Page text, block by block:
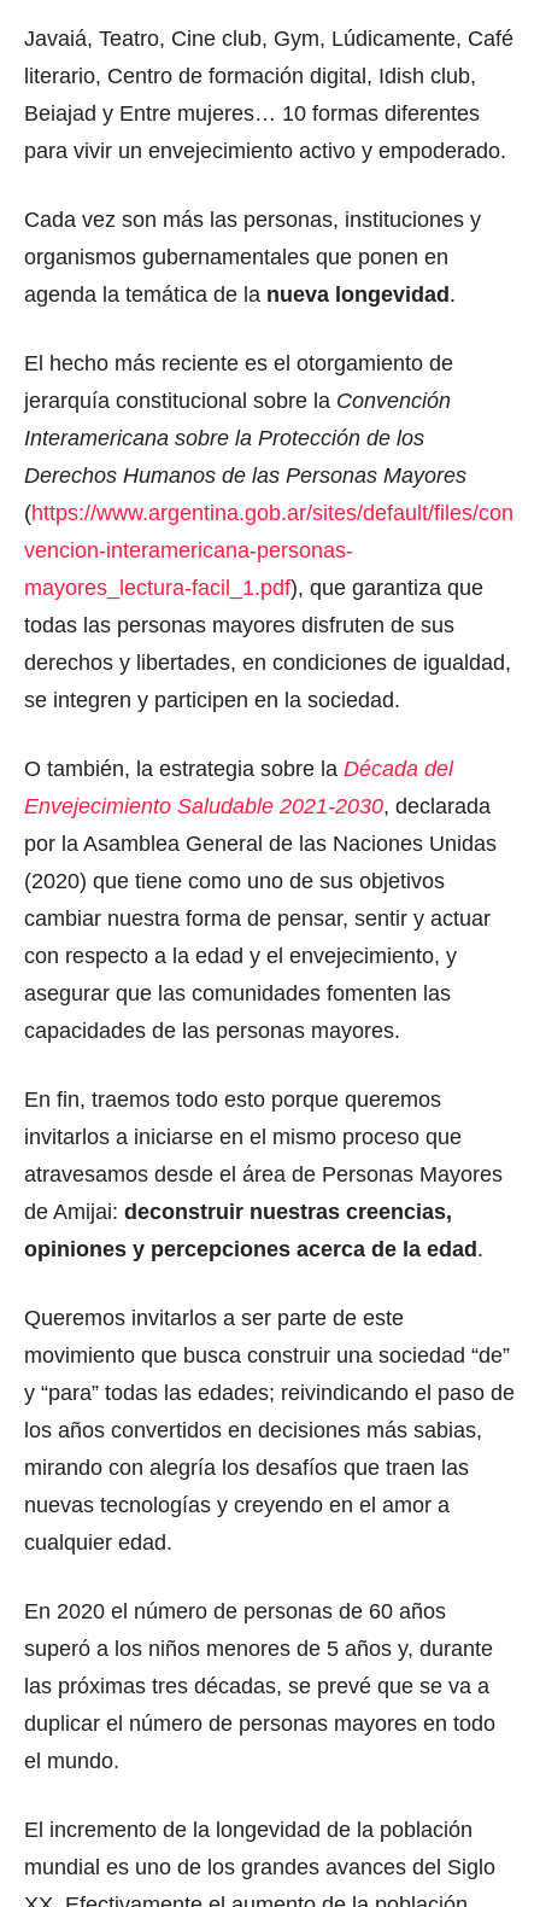
Javaiá, Teatro, Cine club, Gym, Lúdicamente, Café
literario, Centro de formación digital, Idish club,
Beiajad y Entre mujeres… 10 formas diferentes
para vivir un envejecimiento activo y empoderado.
Cada vez son más las personas, instituciones y
organismos gubernamentales que ponen en
agenda la temática de la nueva longevidad .
El hecho más reciente es el otorgamiento de
jerarquía constitucional sobre la Convención
Interamericana sobre la Protección de los
Derechos Humanos de las Personas Mayores
(https://www.argentina.gob.ar/sites/default/files/con
vencion-interamericana-personas-
mayores_lectura-facil_1.pdf), que garantiza que
todas las personas mayores disfruten de sus
derechos y libertades, en condiciones de igualdad,
se integren y participen en la sociedad.
O también, la estrategia sobre la Década del
Envejecimiento Saludable 2021-2030, declarada
por la Asamblea General de las Naciones Unidas
(2020) que tiene como uno de sus objetivos
cambiar nuestra forma de pensar, sentir y actuar
con respecto a la edad y el envejecimiento, y
asegurar que las comunidades fomenten las
capacidades de las personas mayores.
En fin, traemos todo esto porque queremos
invitarlos a iniciarse en el mismo proceso que
atravesamos desde el área de Personas Mayores
de Amijai: deconstruir nuestras creencias,
opiniones y percepciones acerca de la edad .
Queremos invitarlos a ser parte de este
movimiento que busca construir una sociedad “de”
y “para” todas las edades; reivindicando el paso de
los años convertidos en decisiones más sabias,
mirando con alegría los desafíos que traen las
nuevas tecnologías y creyendo en el amor a
cualquier edad.
En 2020 el número de personas de 60 años
superó a los niños menores de 5 años y, durante
las próximas tres décadas, se prevé que se va a
duplicar el número de personas mayores en todo
el mundo.
El incremento de la longevidad de la población
mundial es uno de los grandes avances del Siglo